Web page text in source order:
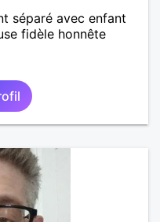
séparé avec enfant
fidèle honnête